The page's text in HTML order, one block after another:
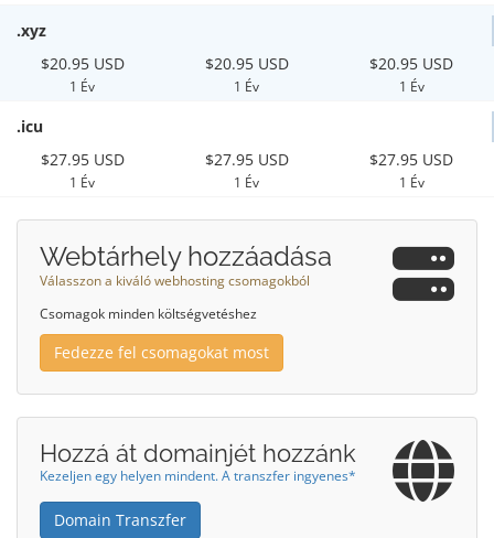
.xyz
$20.95 USD
1 Év
$20.95 USD
1 Év
$20.95 USD
1 Év
.icu
$27.95 USD
1 Év
$27.95 USD
1 Év
$27.95 USD
1 Év
Webtárhely hozzáadása
Válasszon a kiváló webhosting csomagokból
Csomagok minden költségvetéshez
Fedezze fel csomagokat most
Hozzá át domainjét hozzánk
Kezeljen egy helyen mindent. A transzfer ingyenes*
Domain Transzfer